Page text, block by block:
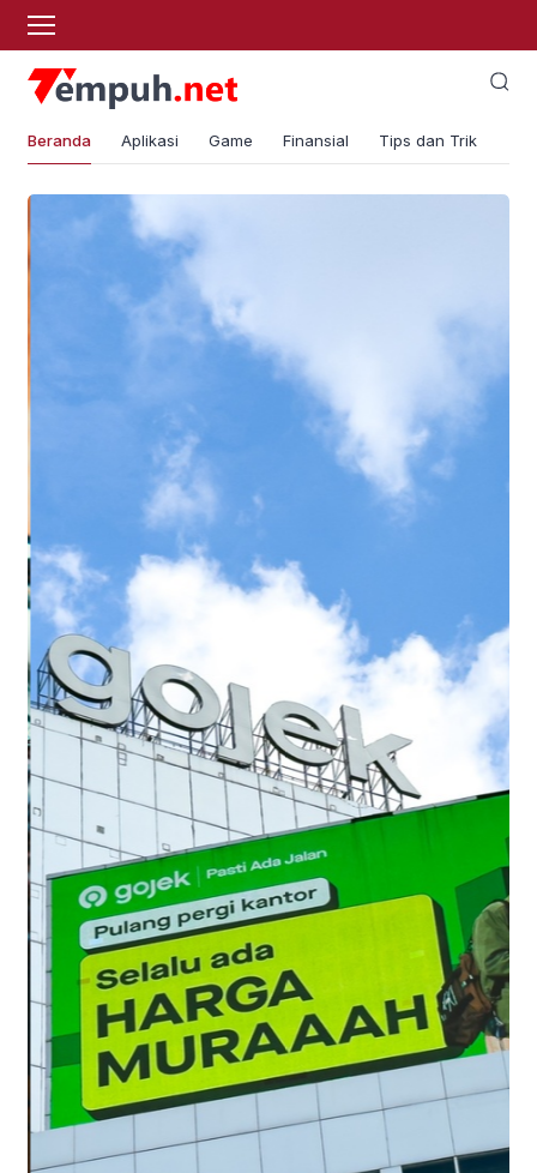
Beranda Aplikasi Game Finansial Tips dan Trik